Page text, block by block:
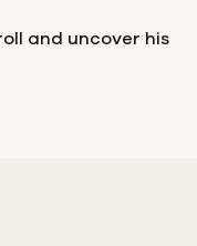
and uncover his